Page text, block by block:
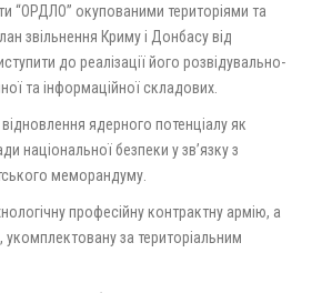
“ОРДЛО” окупованими територіями та
звільнення Криму і Донбасу від
до реалізації його розвідувально-
та інформаційної складових.
ядерного потенціалу як
національної безпеки у зв’язку з
меморандуму.
професійну контрактну армію, а
за територіальним